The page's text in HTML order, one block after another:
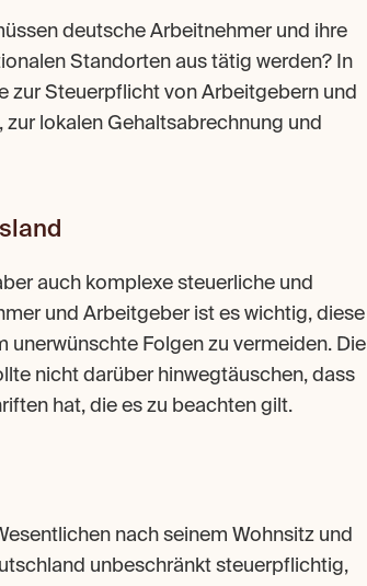
deutsche Arbeitnehmer und ihre
Standorten aus tätig werden? In
zur Steuerpflicht von Arbeitgebern und
lokalen Gehaltsabrechnung und
auch komplexe steuerliche und
und Arbeitgeber ist es wichtig, diese
unerwünschte Folgen zu vermeiden. Die
nicht darüber hinwegtäuschen, dass
hat, die es zu beachten gilt.
nach seinem Wohnsitz und
unbeschränkt steuerpflichtig,